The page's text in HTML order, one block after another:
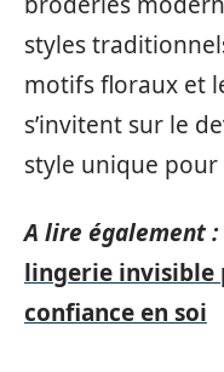
styles
motifs floraux et
s’invitent sur le
style unique
A lire également :
lingerie invisible
confiance en soi